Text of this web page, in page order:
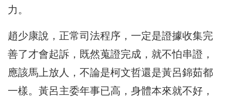
力。
趙少康說，正常司法程序，一定是證據收集完
善了才會起訴，既然蒐證完成，就不怕串證，
應該馬上放人，不論是柯文哲還是黃呂錦茹都
一樣。黃呂主委年事已高，身體本來就不好，